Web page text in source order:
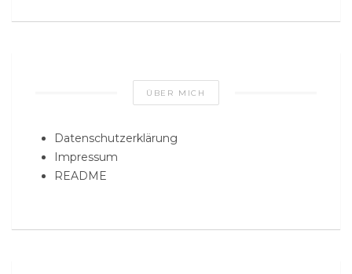
ÜBER MICH
Datenschutzerklärung
Impressum
README